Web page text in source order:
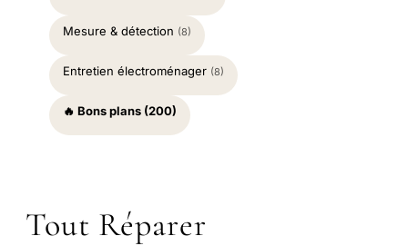
Mesure & détection (8)
Entretien électroménager (8)
🔥 Bons plans (200)
Tout Réparer